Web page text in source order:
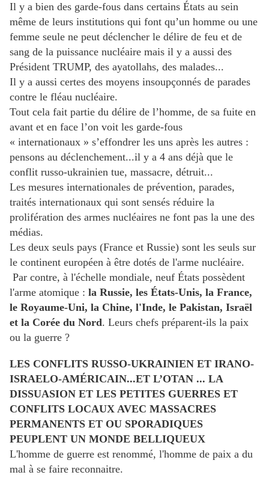
Il y a bien des garde-fous dans certains États au sein
même de leurs institutions qui font qu’un homme ou une
femme seule ne peut déclencher le délire de feu et de
sang de la puissance nucléaire mais il y a aussi des
Président TRUMP, des ayatollahs, des malades...
Il y a aussi certes des moyens insoupçonnés de parades
contre le fléau nucléaire.
Tout cela fait partie du délire de l’homme, de sa fuite en
avant et en face l’on voit les garde-fous
« internationaux » s’effondrer les uns après les autres :
pensons au déclenchement...il y a 4 ans déjà que le
conflit russo-ukrainien tue, massacre, détruit...
Les mesures internationales de prévention, parades,
traités internationaux qui sont sensés réduire la
prolifération des armes nucléaires ne font pas la une des
médias.
Les deux seuls pays (France et Russie) sont les seuls sur
le continent européen à être dotés de l'arme nucléaire.
Par contre, à l'échelle mondiale, neuf États possèdent
l'arme atomique : la Russie, les États-Unis, la France,
le Royaume-Uni, la Chine, l'Inde, le Pakistan, Israël
et la Corée du Nord. Leurs chefs préparent-ils la paix
ou la guerre ?
LES CONFLITS RUSSO-UKRAINIEN ET IRANO-
ISRAELO-AMÉRICAIN...ET L’OTAN ... LA
DISSUASION ET LES PETITES GUERRES ET
CONFLITS LOCAUX AVEC MASSACRES
PERMANENTS ET OU SPORADIQUES
PEUPLENT UN MONDE BELLIQUEUX
L'homme de guerre est renommé, l'homme de paix a du
mal à se faire reconnaitre.